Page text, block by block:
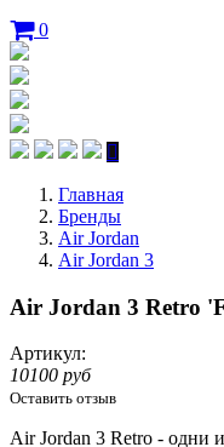
0
Главная
Бренды
Air Jordan
Air Jordan 3
Air Jordan 3 Retro
Артикул:
10100 руб
Оставить отзыв
Air Jordan 3 Retrо - одни